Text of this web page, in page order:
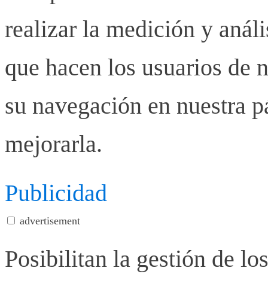
realizar la medición y
que hacen los usuarios de
su navegación en nuestra
mejorarla.
Publicidad
advertisement
Posibilitan la gestión de